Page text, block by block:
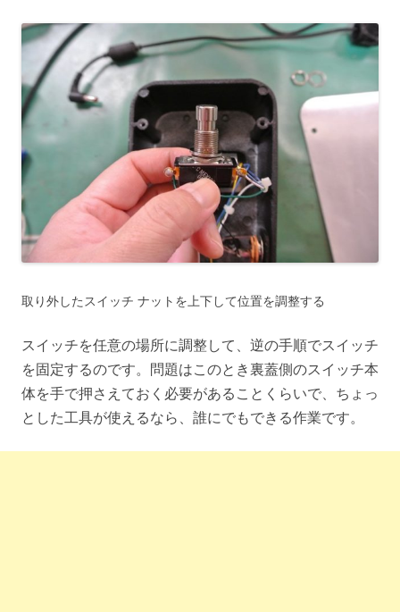
取り外したスイッチ ナットを上下して位置を調整する
スイッチを任意の場所に調整して、逆の手順でスイッチ
を固定するのです。問題はこのとき裏蓋側のスイッチ本
体を手で押さえておく必要があることくらいで、ちょっ
とした工具が使えるなら、誰にでもできる作業です。